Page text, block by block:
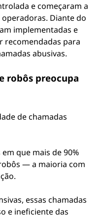
e começaram a
Diante do
implementadas e
recomendadas para
abusivas.
robôs preocupa
de chamadas
que mais de 90%
— a maioria com
essas chamadas
e ineficiente das